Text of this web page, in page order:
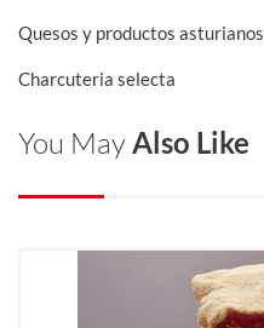
Quesos y productos asturianos
Charcuteria selecta
You MayAlso Like